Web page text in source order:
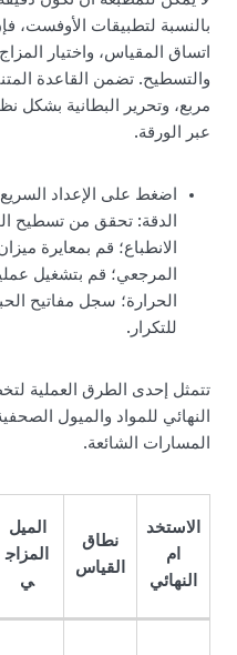
بالنسبة لتطبيقات الأوفست،
اتساق المقياس، واختيار
والتسطيح. تضمن القاعدة
مربع، وتحرير البطانية بشكل
عبر الورقة.
اضغط على الإعداد
الدقة: تحقق من تسطيح
الانطباع؛ قم بمعايرة
الحرارة؛ سجل مفاتيح
للتكرار.
تتمثل إحدى الطرق العملية
النهائي للمواد والميول
المسارات الشائعة.
الاستخد
ام
النهائي
نطاق
القياس
الميل
المزاج
ي